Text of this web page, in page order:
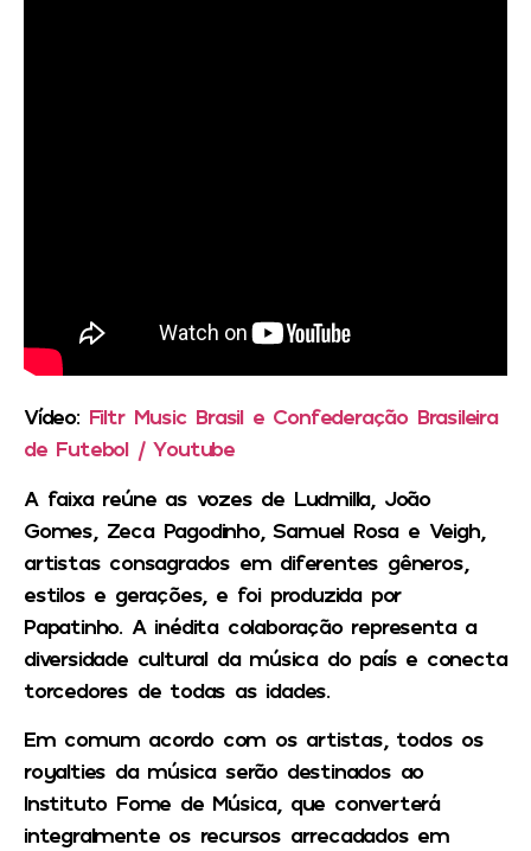
Vídeo: Filtr Music Brasil e Confederação Brasileira
de Futebol / Youtube
A faixa reúne as vozes de Ludmilla, João
Gomes, Zeca Pagodinho, Samuel Rosa e Veigh,
artistas consagrados em diferentes gêneros,
estilos e gerações, e foi produzida por
Papatinho. A inédita colaboração representa a
diversidade cultural da música do país e conecta
torcedores de todas as idades.
Em comum acordo com os artistas, todos os
royalties da música serão destinados ao
Instituto Fome de Música, que converterá
integralmente os recursos arrecadados em